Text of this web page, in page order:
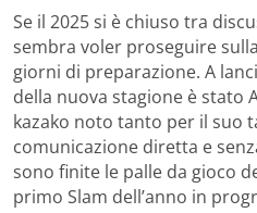
Se il 2025 si è chiuso tra
sembra voler proseguire
giorni di preparazione. A
della nuova stagione è stato
kazako noto tanto per il suo
comunicazione diretta e
sono finite le palle da gioco
primo Slam dell’anno in